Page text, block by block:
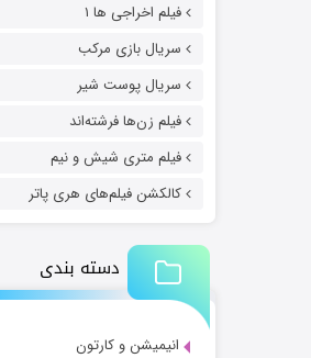
فیلم اخراجی ها ۱
سریال بازی مرکب
سریال پوست شیر
فیلم زن‌ها فرشته‌اند
فیلم متری شیش و نیم
کالکشن فیلم‌های هری پاتر
دسته بندی
انیمیشن و کارتون